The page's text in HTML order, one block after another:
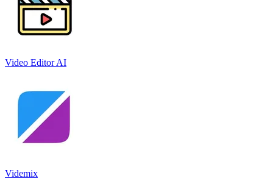
Video Editor AI
Videmix